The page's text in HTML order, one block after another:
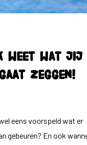
weet wat jij
zeggen!
eens voorspeld wat er
gebeuren? En ook